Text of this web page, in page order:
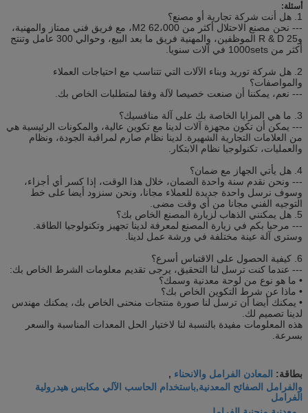
أسئلة:
1. هل أنت شركة تجارية أو مصنع؟
--- نحن مصنع الاحتلال أكثر من 62،000 M2، مع فريق فني ممتاز والمهنية،
و25 R & D الموظفين، والمهنية فريق ما بعد البيع، وحوالي 300 عامل وتنتج
أكثر من 1000sets في آلات سنويا.
2. هل شركة توريد وبناء الآلات التي تتناسب مع احتياجات العملاء
والمواصفات؟
--- نعم، يمكننا أن صنعت خصيصا لآلة وفقا لمتطلبات الخاص بك.
3. ما هي المزايا الخاصة بك على آلة منافسيك؟
--- يمكن أن تكون مجهزة آلات لدينا مع تكوين عالية، والمكونات الرئيسية هي
من العلامات التجارية الشهيرة. لدينا نظام صارم لمراقبة الجودة، ونظام
والعمليات، تكنولوجيا نظام الابتكار.
4. هل يأتي الجهاز مع ضمان؟
--- ونحن نقدم سنة واحدة الضمان، خلال هذا الوقت، إذا كسر أي أجزاء،
وسوف نرسل واحدة جديدة للعملاء مجانا، ونحن سنزود أيضا على خط
التوجيه الفني مجانا من أي وقت مضى.
5. هل يمكنني الذهاب لزيارة المصنع الخاص بك؟
--- مرحبا بكم في زيارة المصنع لمعرفة لدينا تجهيز وتكنولوجيا الطاقة.
وسترى آلة عينة مختلفة في ورشة عمل لدينا.
6. كيفية الحصول على الاقتباس أسرع؟
--- عندما كنت ترسل لنا التحقيق، يرجى تقديم معلومات الشرط الخاص بك:
• ما هو نوع من لوحة معدنية وسمك؟
• ماذا عن شرط التكوين الخاص بك؟
• يمكنك أيضا أن ترسل لنا صورة منتجات منحنى الخاص بك، يمكنك مهندس
لدينا تصميم لك.
هذه المعلومات مفيدة بالنسبة لنا لاختيار الحل المعدات المناسبة والسعر
بسرعة.
بطاقة: المعادن الفرامل والانحناء ,
والفرامل الصفائح المعدنية,باستخدام الحاسب الآلي مكابس هيدرولية
الفرامل